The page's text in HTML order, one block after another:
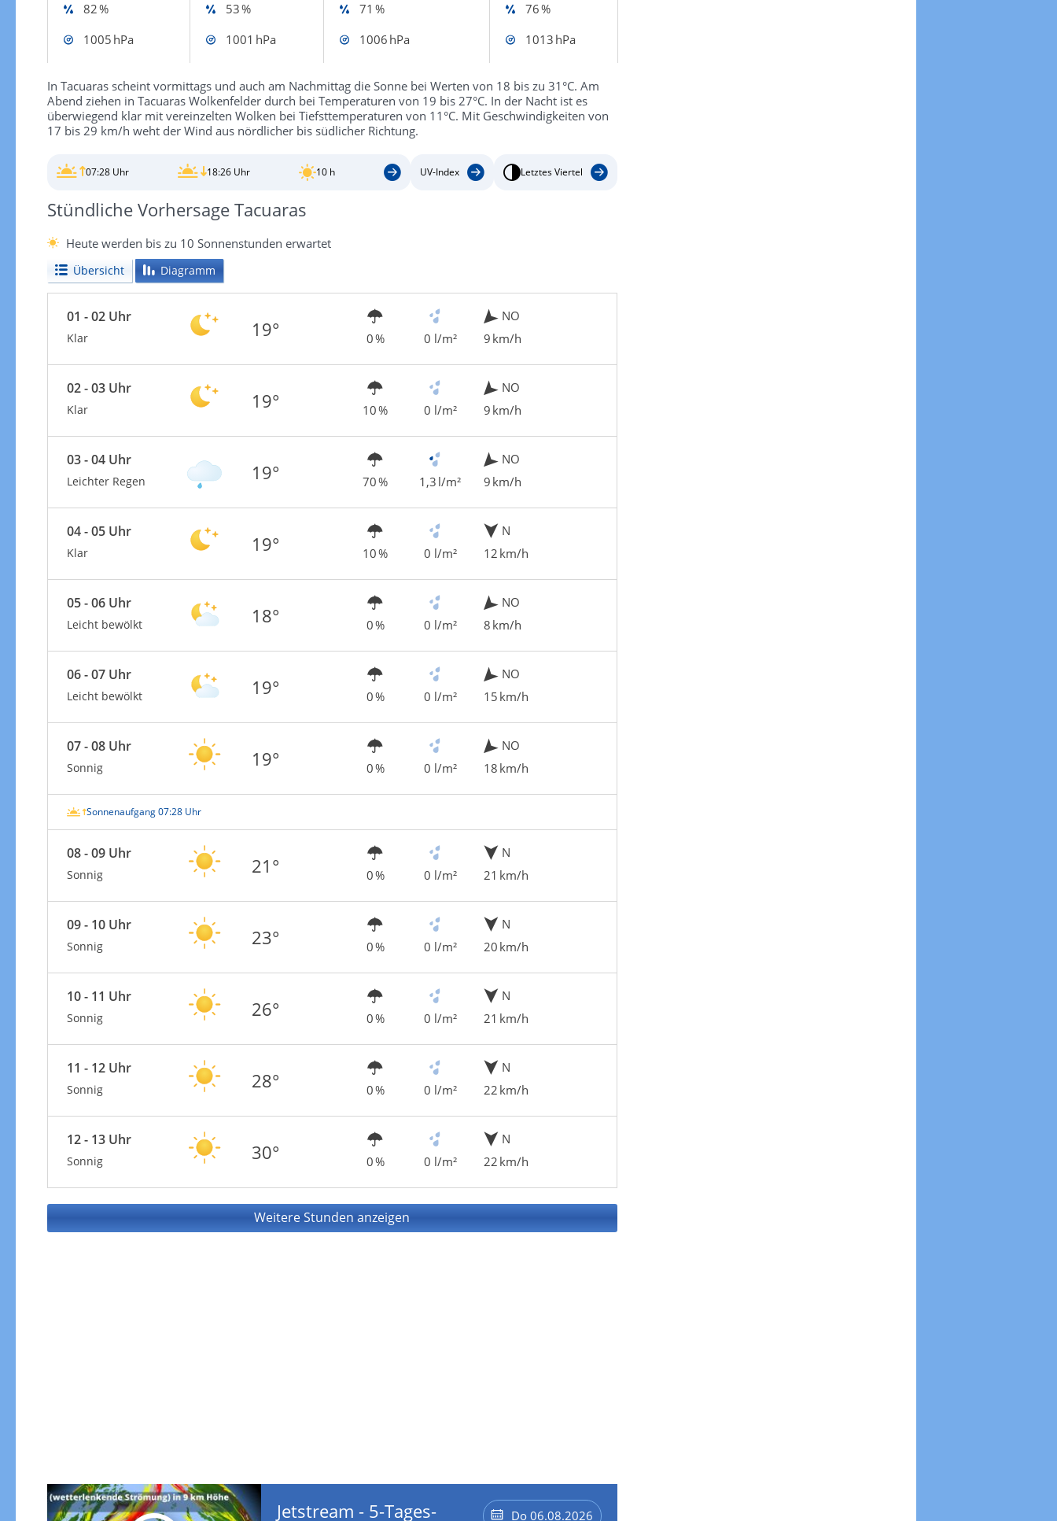
82 %
53 % 71 %
76 %
1005 hPa
1001 hPa 1006 hPa 1013 hPa
In Tacuaras scheint vormittags und auch am Nachmittag die Sonne bei Werten von 18 bis zu 31°C. Am
Abend ziehen in Tacuaras Wolkenfelder durch bei Temperaturen von 19 bis 27°C. In der Nacht ist es
überwiegend klar mit vereinzelten Wolken bei Tiefsttemperaturen von 11°C. Mit Geschwindigkeiten von
17 bis 29 km/h weht der Wind aus nördlicher bis südlicher Richtung.
07:28 Uhr 18:26 Uhr 10 h UV-Index Letztes Viertel
Stündliche Vorhersage Tacuaras
Heute werden bis zu 10 Sonnenstunden erwartet
Übersicht Diagramm
01 - 02 Uhr
Klar 19° 0 % 0 l/m²
NO
9 km/h
02 - 03 Uhr
Klar 19° 10 % 0 l/m²
NO
9 km/h
03 - 04 Uhr
Leichter Regen 19° 70 % 1,3 l/m²
NO
9 km/h
04 - 05 Uhr
Klar 19° 10 % 0 l/m²
N
12 km/h
05 - 06 Uhr
Leicht bewölkt 18° 0 % 0 l/m²
NO
8 km/h
06 - 07 Uhr
Leicht bewölkt 19° 0 % 0 l/m²
NO
15 km/h
07 - 08 Uhr
Sonnig 19° 0 % 0 l/m²
NO
18 km/h
Sonnenaufgang 07:28 Uhr
08 - 09 Uhr
Sonnig 21° 0 % 0 l/m²
N
21 km/h
09 - 10 Uhr
Sonnig 23° 0 % 0 l/m²
N
20 km/h
10 - 11 Uhr
Sonnig 26° 0 % 0 l/m²
N
21 km/h
11 - 12 Uhr
Sonnig 28° 0 % 0 l/m²
N
22 km/h
12 - 13 Uhr
Sonnig 30° 0 % 0 l/m²
N
22 km/h
Weitere Stunden anzeigen
Do 06.08.2026
Jetstream - 5-Tages-